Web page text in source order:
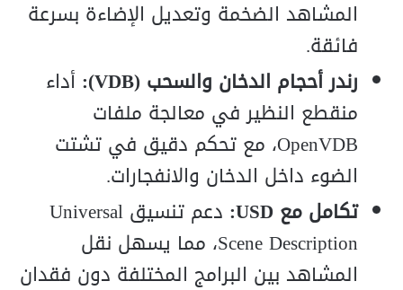
المشاهد الضخمة وتعديل الإضاءة بسرعة
فائقة.
رندر أحجام الدخان والسحب (VDB):
أداء
منقطع النظير في معالجة ملفات
OpenVDB، مع تحكم دقيق في تشتت
الضوء داخل الدخان والانفجارات.
تكامل مع USD:
دعم تنسيق Universal
Scene Description، مما يسهل نقل
المشاهد بين البرامج المختلفة دون فقدان